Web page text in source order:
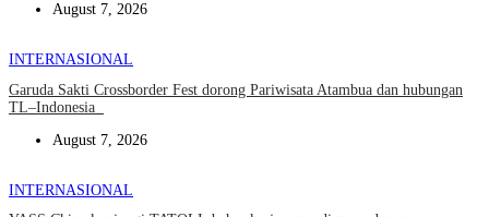
August 7, 2026
INTERNASIONAL
Garuda Sakti Crossborder Fest dorong Pariwisata Atambua dan hubungan
TL–Indonesia
August 7, 2026
INTERNASIONAL